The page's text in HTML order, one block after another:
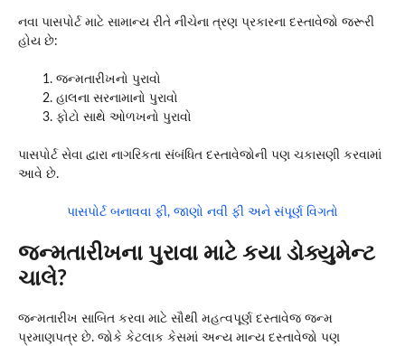
નવા પાસપોર્ટ માટે સામાન્ય રીતે નીચેના ત્રણ પ્રકારના દસ્તાવેજો જરૂરી
હોય છે:
જન્મતારીખનો પુરાવો
હાલના સરનામાનો પુરાવો
ફોટો સાથે ઓળખનો પુરાવો
પાસપોર્ટ સેવા દ્વારા નાગરિકતા સંબંધિત દસ્તાવેજોની પણ ચકાસણી કરવામાં
આવે છે.
પાસપોર્ટ બનાવવા ફી, જાણો નવી ફી અને સંપૂર્ણ વિગતો
જન્મતારીખના પુરાવા માટે કયા ડોક્યુમેન્ટ
ચાલે?
જન્મતારીખ સાબિત કરવા માટે સૌથી મહત્વપૂર્ણ દસ્તાવેજ જન્મ
પ્રમાણપત્ર છે. જોકે કેટલાક કેસમાં અન્ય માન્ય દસ્તાવેજો પણ